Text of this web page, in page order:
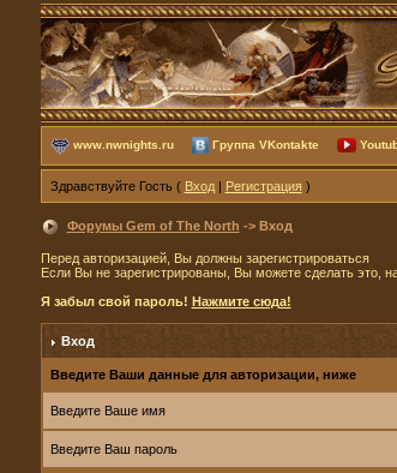
www.nwnights.ru Группа VKontakte
Здравствуйте Гость ( Вход| Регистрация)
Форумы Gem of The North -> Вход
Перед авторизацией, Вы должны зарегистрироваться
Если Вы не зарегистрированы, Вы можете сделать это,
Я забыл свой пароль! Нажмите сюда!
Вход
Введите Ваши данные для авторизации, ниже
Введите Ваше имя
Введите Ваш пароль